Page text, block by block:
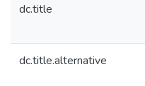
dc.title
dc.title.alternative